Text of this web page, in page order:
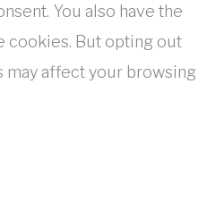
You also have the
cookies. But opting out
affect your browsing